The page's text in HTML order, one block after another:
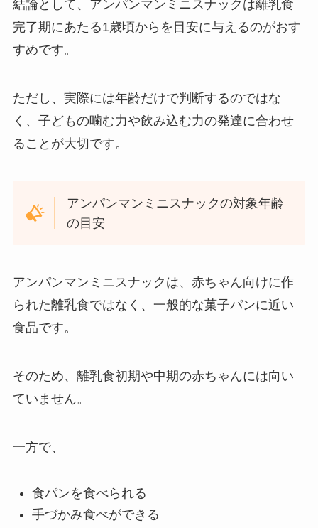
結論として、アンパンマンミニスナックは離乳食
完了期にあたる1歳頃からを目安に与えるのがおす
すめです。
ただし、実際には年齢だけで判断するのではな
く、子どもの噛む力や飲み込む力の発達に合わせ
ることが大切です。
アンパンマンミニスナックの対象年齢
の目安
アンパンマンミニスナックは、赤ちゃん向けに作
られた離乳食ではなく、一般的な菓子パンに近い
食品です。
そのため、離乳食初期や中期の赤ちゃんには向い
ていません。
一方で、
食パンを食べられる
手づかみ食べができる